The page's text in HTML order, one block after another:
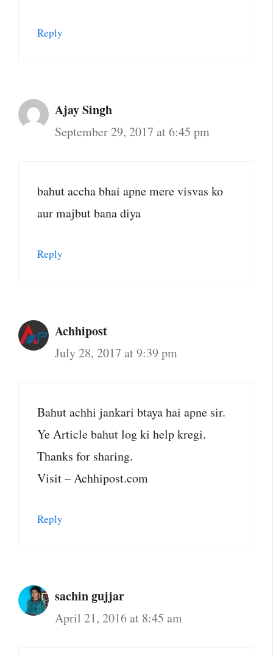
Reply
Ajay Singh
September 29, 2017 at 6:45 pm
bahut accha bhai apne mere visvas ko
aur majbut bana diya
Reply
Achhipost
July 28, 2017 at 9:39 pm
Bahut achhi jankari btaya hai apne sir.
Ye Article bahut log ki help kregi.
Thanks for sharing.
Visit – Achhipost.com
Reply
sachin gujjar
April 21, 2016 at 8:45 am